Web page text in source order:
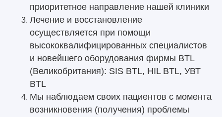
приоритетное направление нашей клиники
Лечение и восстановление
осуществляется при помощи
высококвалифицированных специалистов
и новейшего оборудования фирмы BTL
(Великобритания): SIS BTL, HIL BTL, УВТ
BTL
Мы наблюдаем своих пациентов с момента
возникновения (получения) проблемы